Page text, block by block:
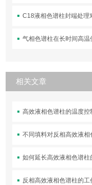
C18液相色谱柱封端处理
气相色谱柱在长时间高
相关文章
高效液相色谱柱的温度
不同填料对反相高效液相
如何延长高效液相色谱柱
反相高效液相色谱柱的